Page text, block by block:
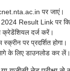
पर जाएं।
Result Link पर
क्रेडेंशियल दर्ज करें।
पर प्रदर्शित होगा।
के लिए डाउनलोड कर लें।